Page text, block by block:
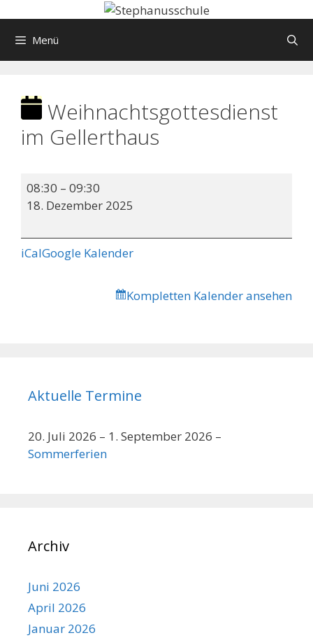
Inhalt Menü
Weihnachtsgottesdienst
im Gellerthaus
Weihnachtsgottesdienst
im
08:30 – 09:30
18. Dezember 2025
iCalGoogle Kalender
Kompletten Kalender ansehen
Aktuelle Termine
20. Juli 2026 – 1. September 2026 –
Sommerferien
Archiv
Juni 2026
April 2026
Januar 2026